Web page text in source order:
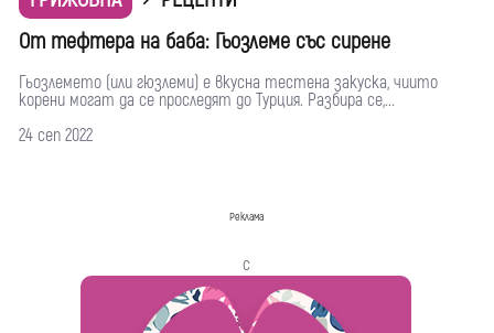
От тефтера на баба: Гьозлеме със сирене
Гьозлемето (или гюзлеми) е вкусна тестена закуска, чиито
корени могат да се проследят до Турция. Разбира се,...
24 сеп 2022
Реклама
с